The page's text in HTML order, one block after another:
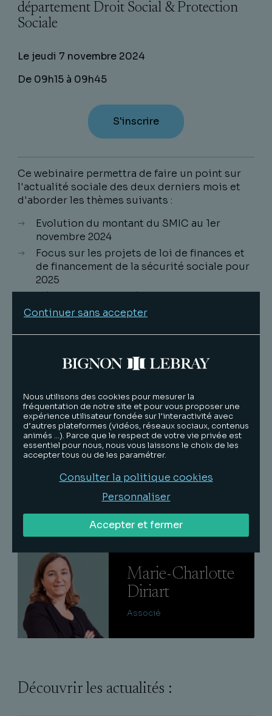
département Droit Social & Protection
Sociale
Le jeudi 7 novembre 2024
De 09h15 à 09h45
S'inscrire
Ce webinaire permettra de faire un point sur
l'actualité sociale des deux derniers mois et
d'aborder les thèmes suivants :
Evolution du montant du SMIC au 1er
novembre 2024
Focus sur les projets de loi de finances et
de financement de la sécurité sociale pour
2025
participation ou intéressement : les
Garantie d'évolution salariale et congé
Vie personnelle et intimité de la vie privée
du salarié
Utilisation par l’employeur de la clé USB
personnelle du salarié
Obligation d'emploi des travailleurs
handicapés au plus tard le 31 décembre
2024
Marie-Charlotte
Diriart
Associé
Découvrir les actualités :
Continuer sans accepter
Nous utilisons des cookies pour mesurer la
fréquentation de notre site et pour vous proposer une
expérience utilisateur fondée sur l’interactivité avec
d’autres plateformes (vidéos, réseaux sociaux, contenus
animés …). Parce que le respect de votre vie privée est
essentiel pour nous, nous vous laissons le choix de les
accepter tous ou de les paramétrer.
Consulter la politique cookies
Personnaliser
Accepter et fermer